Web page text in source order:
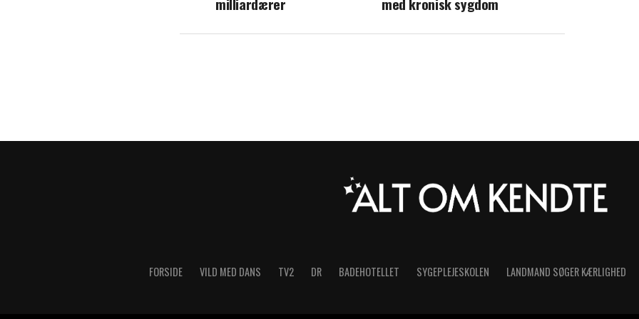
med kronisk sygdom
milliardærer
FORSIDE VILD MED DANS TV2 DR BADEHOTELLET SYGEPLEJESKOLEN LANDMAND SØGER KÆRLIGHED